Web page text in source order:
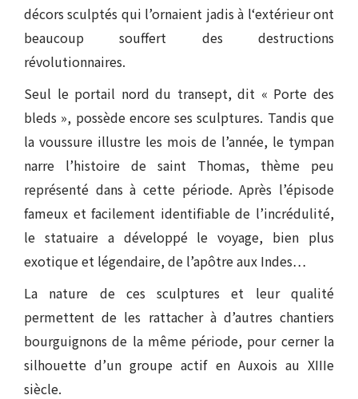
décors sculptés qui l’ornaient jadis à l‘extérieur ont
beaucoup souffert des destructions
révolutionnaires.
Seul le portail nord du transept, dit « Porte des
bleds », possède encore ses sculptures. Tandis que
la voussure illustre les mois de l’année, le tympan
narre l’histoire de saint Thomas, thème peu
représenté dans à cette période. Après l’épisode
fameux et facilement identifiable de l’incrédulité,
le statuaire a développé le voyage, bien plus
exotique et légendaire, de l’apôtre aux Indes…
La nature de ces sculptures et leur qualité
permettent de les rattacher à d’autres chantiers
bourguignons de la même période, pour cerner la
silhouette d’un groupe actif en Auxois au XIIIe
siècle.